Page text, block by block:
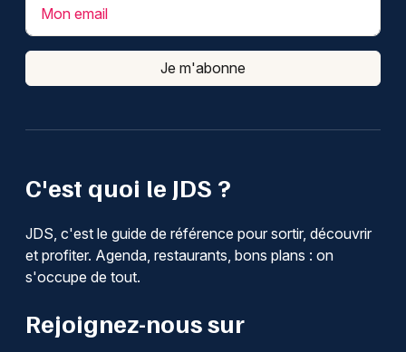
C'est quoi le JDS ?
JDS, c'est le guide de référence pour sortir, découvrir
et profiter. Agenda, restaurants, bons plans : on
s'occupe de tout.
Rejoignez-nous sur
Mon email
Je m'abonne